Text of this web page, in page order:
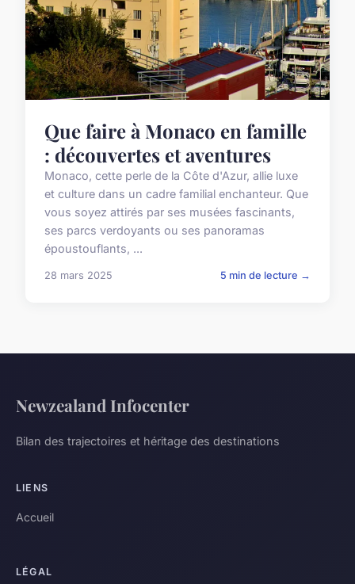
Que faire à Monaco en famille
: découvertes et aventures
Monaco, cette perle de la Côte d'Azur, allie luxe
et culture dans un cadre familial enchanteur. Que
vous soyez attirés par ses musées fascinants,
ses parcs verdoyants ou ses panoramas
époustouflants, ...
28 mars 2025 5 min de lecture →
Newzealand Infocenter
Bilan des trajectoires et héritage des destinations
LIENS
Accueil
LÉGAL